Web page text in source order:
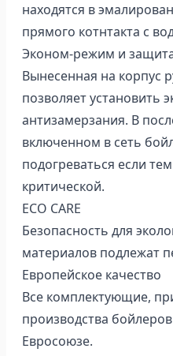
находятся в
прямого котнтакта с
Эконом-режим и
Вынесенная на корпус
позволяет
антизамерзания. В
включенном в сеть
подогреваться если
критической.
ECO CARE
Безопасность для
материалов подлежат
Европейское качество
Все комплектующие,
производства
Евросоюзе.